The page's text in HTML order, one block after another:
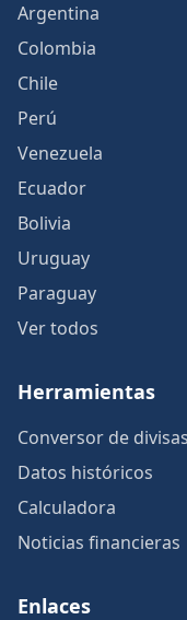
Argentina
Colombia
Chile
Perú
Venezuela
Ecuador
Bolivia
Uruguay
Paraguay
Ver todos
Herramientas
Conversor de divisas
Datos históricos
Calculadora
Noticias financieras
Enlaces